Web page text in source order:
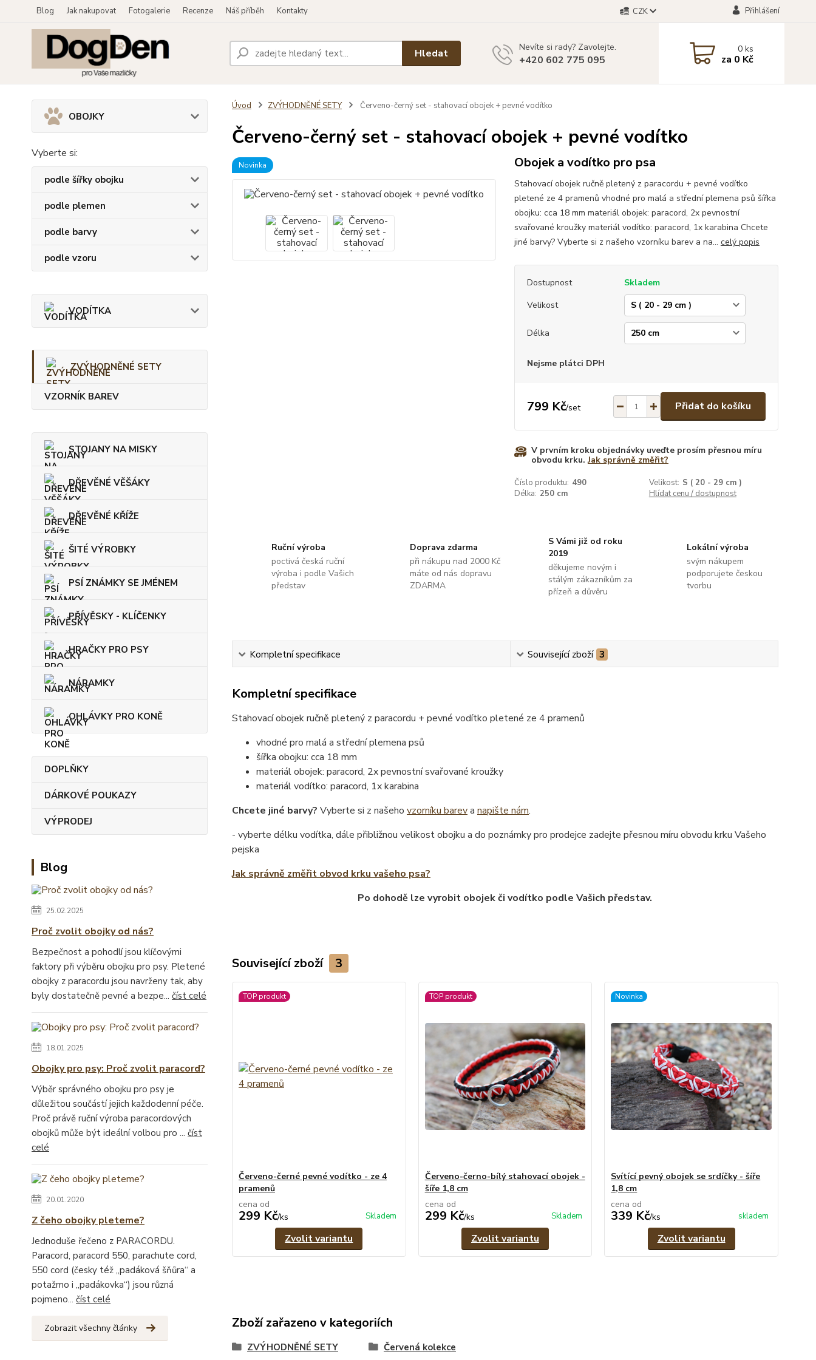
Blog Jak nakupovat Fotogalerie Recenze Náš příběh Kontakty CZK Přihlášení
Hledat Nevíte si rady? Zavolejte.
+420 602 775 095
0ks
za 0 Kč
OBOJKY
Vyberte si:
podle šířky obojku
podle plemen
podle barvy
podle vzoru
VODÍTKA
ZVÝHODNĚNÉ SETY
VZORNÍK BAREV
STOJANY NA MISKY
DŘEVĚNÉ VĚŠÁKY
DŘEVĚNÉ KŘÍŽE
ŠITÉ VÝROBKY
PSÍ ZNÁMKY SE JMÉNEM
PŘÍVĚSKY - KLÍČENKY
HRAČKY PRO PSY
NÁRAMKY
OHLÁVKY PRO KONĚ
DOPLŇKY
DÁRKOVÉ POUKAZY
VÝPRODEJ
Blog
25.02.2025
Proč zvolit obojky od nás?
Bezpečnost a pohodlí jsou klíčovými
faktory při výběru obojku pro psy. Pletené
obojky z paracordu jsou navrženy tak, aby
byly dostatečně pevné a bezpe... číst celé
18.01.2025
Obojky pro psy: Proč zvolit paracord?
Výběr správného obojku pro psy je
důležitou součástí jejich každodenní péče.
Proč právě ruční výroba paracordových
obojků může být ideální volbou pro ... číst
celé
20.01.2020
Z čeho obojky pleteme?
Jednoduše řečeno z PARACORDU.
Paracord, paracord 550, parachute cord,
550 cord (česky též „padáková šňůra“ a
potažmo i „padákovka“) jsou různá
pojmeno... číst celé
Zobrazit všechny články
Úvod ZVÝHODNĚNÉ SETY Červeno-černý set - stahovací obojek + pevné vodítko
Červeno-černý set - stahovací obojek + pevné vodítko
Novinka Obojek a vodítko pro psa
Stahovací obojek ručně pletený z paracordu + pevné vodítko
pletené ze 4 pramenů vhodné pro malá a střední plemena psů šířka
obojku: cca 18 mm materiál obojek: paracord, 2x pevnostní
svařované kroužky materiál vodítko: paracord, 1x karabina Chcete
jiné barvy? Vyberte si z našeho vzorníku barev a na... celý popis
Dostupnost
Skladem
Velikost
Délka
Nejsme plátci DPH
799 Kč/set Přidat do košíku
V prvním kroku objednávky uveďte prosím přesnou míru
obvodu krku.Jak správně změřit?
Číslo produktu: 490 Velikost: S ( 20 - 29 cm )
Délka: 250 cm Hlídat cenu / dostupnost
Ruční výroba
poctivá česká ruční
výroba i podle Vašich
představ
Doprava zdarma
při nákupu nad 2000 Kč
máte od nás dopravu
ZDARMA
S Vámi již od roku
2019
děkujeme novým i
stálým zákazníkům za
přízeň a důvěru
Lokální výroba
svým nákupem
podporujete českou
tvorbu
Kompletní specifikace Související zboží 3
Kompletní specifikace
Stahovací obojek ručně pletený z paracordu + pevné vodítko pletené ze 4 pramenů
vhodné pro malá a střední plemena psů
šířka obojku: cca 18 mm
materiál obojek: paracord, 2x pevnostní svařované kroužky
materiál vodítko: paracord, 1x karabina
Chcete jiné barvy? Vyberte si z našeho vzorníku bareva napište nám.
- vyberte délku vodítka, dále přibližnou velikost obojku a do poznámky pro prodejce zadejte přesnou míru obvodu krku Vašeho
pejska
Jak správně změřit obvod krku vašeho psa?
Po dohodě lze vyrobit obojek či vodítko podle Vašich představ.
Související zboží 3
TOP produkt
Červeno-černé pevné vodítko - ze 4
pramenů
cena od
299 Kč/ks Skladem
Zvolit variantu
TOP produkt
Červeno-černo-bílý stahovací obojek -
šíře 1,8 cm
cena od
299 Kč/ks Skladem
Zvolit variantu
Novinka
Svítící pevný obojek se srdíčky - šíře
1,8 cm
cena od
339 Kč/ks skladem
Zvolit variantu
Zboží zařazeno v kategoriích
ZVÝHODNĚNÉ SETY Červená kolekce